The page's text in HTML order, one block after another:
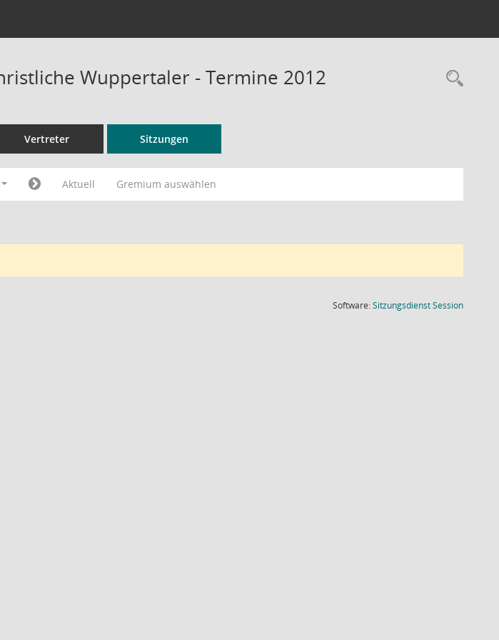
Wuppertaler - Termine 2012
Vertreter Sitzungen
Aktuell Gremium auswählen
Software:SitzungsdienstSession(Wird in